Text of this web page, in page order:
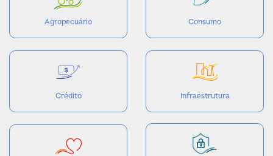
Agropecuário Consumo
Crédito Infraestrutura